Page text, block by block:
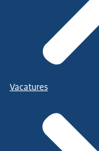
Vacatures